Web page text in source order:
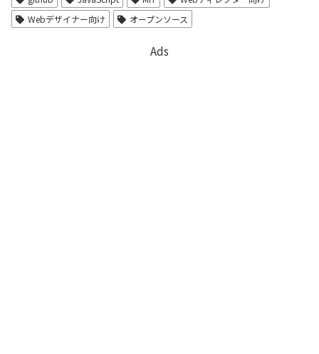
Webデザイナー向け
オープンソース
Ads